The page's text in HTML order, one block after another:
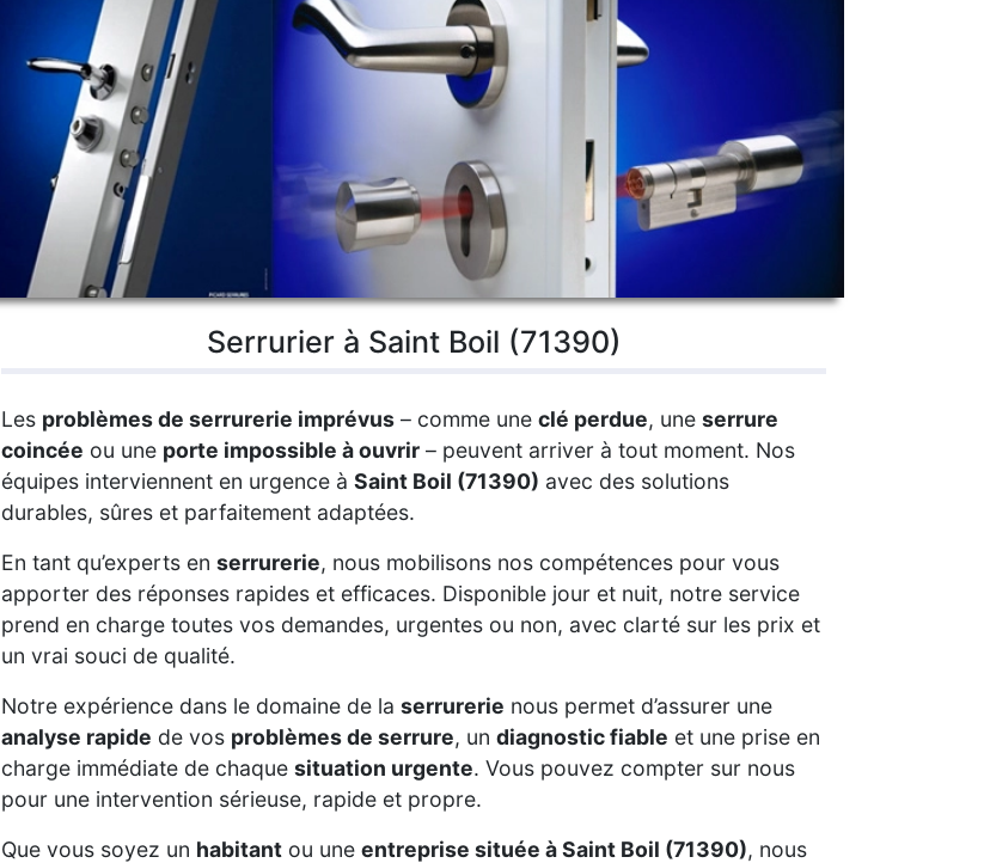
Serrurier à Saint Boil (71390)
Les problèmes de serrurerie imprévus – comme une clé perdue, une serrure
coincée ou une porte impossible à ouvrir – peuvent arriver à tout moment. Nos
équipes interviennent en urgence à Saint Boil (71390) avec des solutions
durables, sûres et parfaitement adaptées.
En tant qu’experts en serrurerie, nous mobilisons nos compétences pour vous
apporter des réponses rapides et efficaces. Disponible jour et nuit, notre service
prend en charge toutes vos demandes, urgentes ou non, avec clarté sur les prix et
un vrai souci de qualité.
Notre expérience dans le domaine de la serrurerie nous permet d’assurer une
analyse rapide de vos problèmes de serrure, un diagnostic fiable et une prise en
charge immédiate de chaque situation urgente. Vous pouvez compter sur nous
pour une intervention sérieuse, rapide et propre.
Que vous soyez un habitant ou une entreprise située à Saint Boil (71390), nous